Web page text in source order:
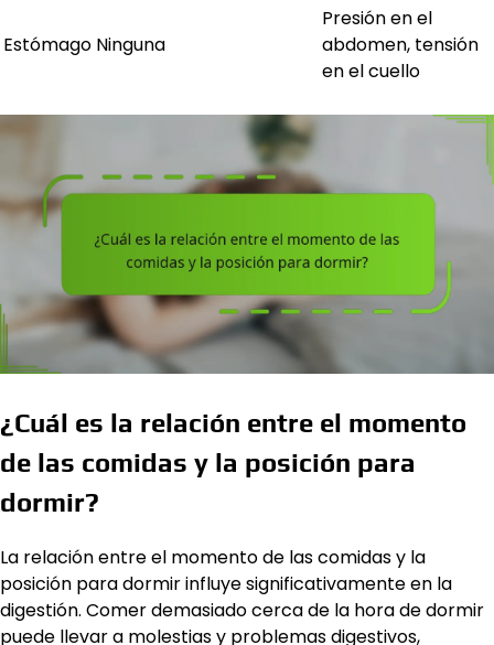
Estómago Ninguna
Presión en el
abdomen, tensión
en el cuello
¿Cuál es la relación entre el momento
de las comidas y la posición para
dormir?
La relación entre el momento de las comidas y la
posición para dormir influye significativamente en la
digestión. Comer demasiado cerca de la hora de dormir
puede llevar a molestias y problemas digestivos,